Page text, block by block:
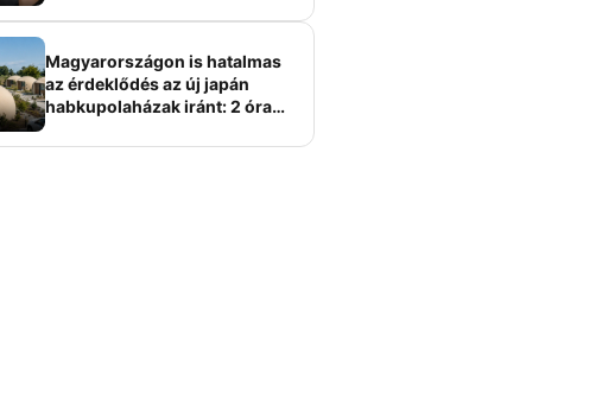
Magyarországon is hatalmas
az érdeklődés az új japán
habkupolaházak iránt: 2 óra
elképesztő áron hirdetik őket